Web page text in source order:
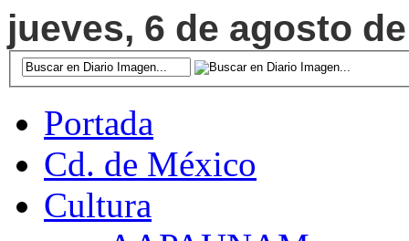
jueves, 6 de agosto
Portada
Cd. de México
Cultura